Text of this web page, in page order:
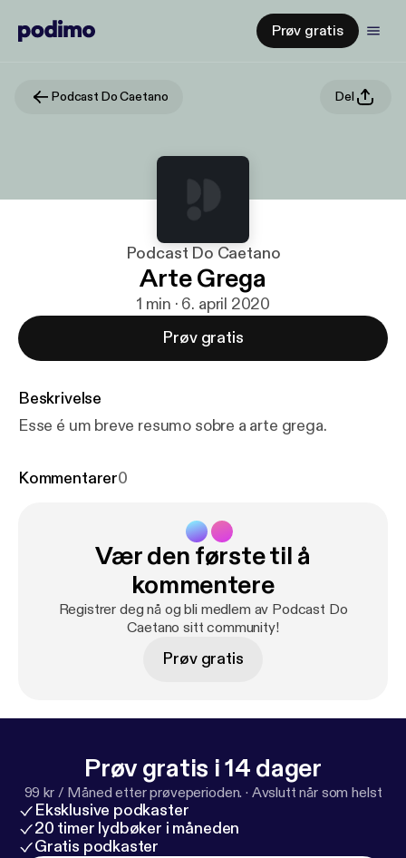
Prøv gratis
Podcast Do Caetano Del
Podcast Do Caetano
Arte Grega
1 min · 6. april 2020
Prøv gratis
Beskrivelse
Esse é um breve resumo sobre a arte grega.
Kommentarer0
Vær den første til å
kommentere
Registrer deg nå og bli medlem av Podcast Do
Caetano sitt community!
Prøv gratis
Prøv gratis i 14 dager
99 kr / Måned etter prøveperioden. · Avslutt når som helst
Eksklusive podkaster
20 timer lydbøker i måneden
Gratis podkaster